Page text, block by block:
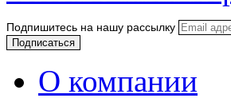
Подпишитесь на нашу рассылку
О компании